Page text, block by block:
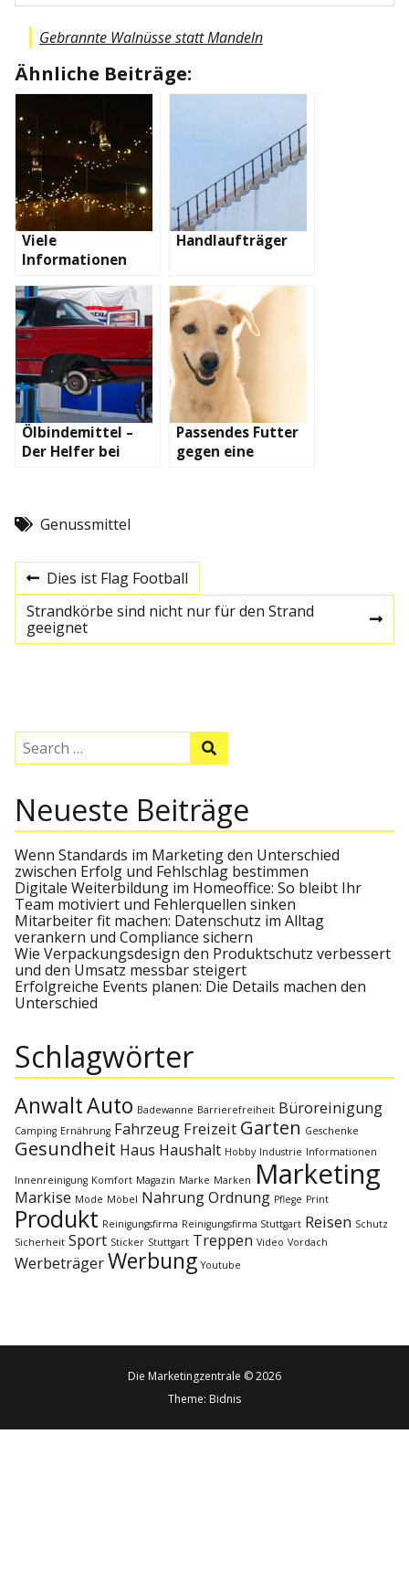
Gebrannte Walnüsse statt Mandeln
Ähnliche Beiträge:
Viele
Informationen
Lichterkette
außen Batterie
Handlaufträger
Ölbindemittel –
Der Helfer bei
Passendes Futter
gegen eine
Genussmittel
B
e
r
a
g
s
n
a
v
i
g
a
t
i
o
P
r
e
v
i
o
s
t
Dies ist Flag Football
N
e
t
Strandkörbe sind nicht nur für den Strand
geeignet
S
c
h
f
o
r
:
e
c
h
Neueste Beiträge
Wenn Standards im Marketing den Unterschied
zwischen Erfolg und Fehlschlag bestimmen
Digitale Weiterbildung im Homeoffice: So bleibt Ihr
Team motiviert und Fehlerquellen sinken
Mitarbeiter fit machen: Datenschutz im Alltag
verankern und Compliance sichern
Wie Verpackungsdesign den Produktschutz verbessert
und den Umsatz messbar steigert
Erfolgreiche Events planen: Die Details machen den
Unterschied
Schlagwörter
AnwaltAuto Badewanne Barrierefreiheit Büroreinigung
Camping Ernährung Fahrzeug Freizeit Garten Geschenke
Gesundheit Haus Haushalt Hobby Industrie Informationen
Innenreinigung Komfort Magazin Marke Marken Marketing
Markise Mode Möbel NahrungOrdnung Pflege Print
Produkt Reinigungsfirma Reinigungsfirma Stuttgart Reisen Schutz
Sicherheit Sport Sticker Stuttgart Treppen Video Vordach
WerbeträgerWerbung Youtube
Die Marketingzentrale © 2026
Theme: Bidnis